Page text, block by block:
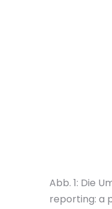
Abb. 1: Die
reporting: a